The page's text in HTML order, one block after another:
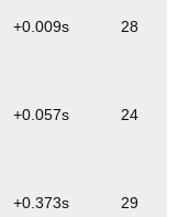
+0.009s 28
+0.057s 24
+0.373s 29